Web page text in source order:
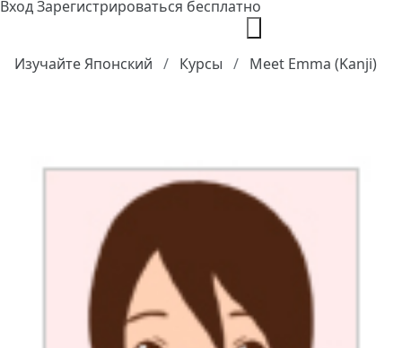
ВходЗарегистрироваться бесплатно
Изучайте Японский Курсы Meet Emma (Kanji)